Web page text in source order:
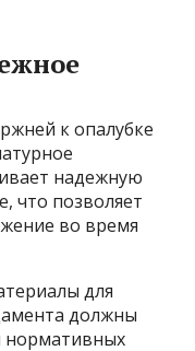
к опалубке
надежную
что позволяет
во время
для
должны
нормативных